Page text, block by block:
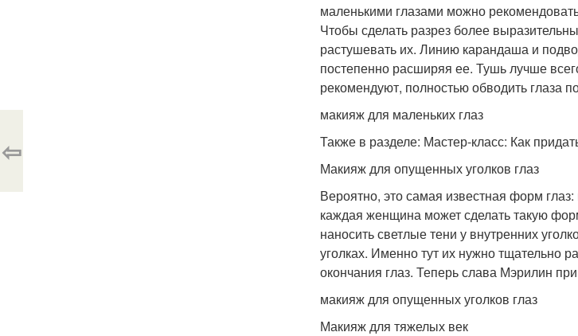
маленькими глазами можно
Чтобы сделать разрез более
растушевать их. Линию карандаша и
постепенно расширяя ее. Тушь лучше
рекомендуют, полностью обводить глаза
макияж для маленьких глаз
Также в разделе: Мастер-класс: Как
Макияж для опущенных уголков глаз
Вероятно, это самая известная форм
каждая женщина может сделать такую
наносить светлые тени у внутренних
уголках. Именно тут их нужно тщательно
окончания глаз. Теперь слава Мэрилин
макияж для опущенных уголков глаз
Макияж для тяжелых век
⇦